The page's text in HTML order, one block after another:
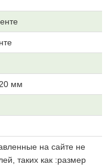
мм
на сайте не
таких как :размер